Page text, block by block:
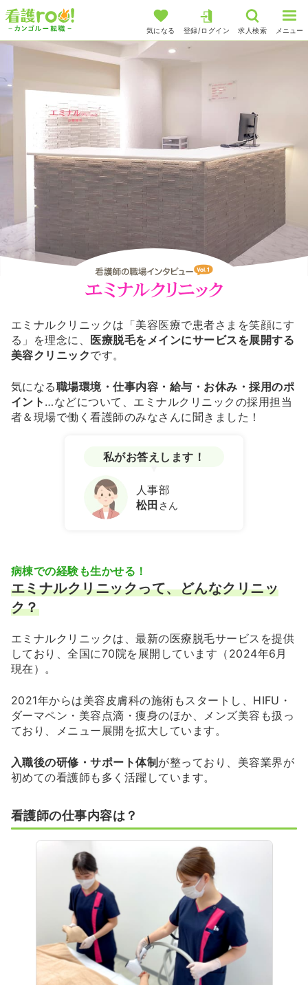
気になる 登録/ログイン 求人検索 メニュー
エミナルクリニックは「美容医療で患者さまを笑顔にす
る」を理念に、 医療脱毛をメインにサービスを展開する
美容クリニックです。
気になる職場環境・仕事内容・給与・お休み・採用のポ
イント …などについて、エミナルクリニックの採用担当
者＆現場で働く看護師のみなさんに聞きました！
私がお答えします！
人事部
松田 さん
病棟での経験も生かせる！
エミナルクリニックって、どんなクリニッ
ク？
エミナルクリニックは、最新の医療脱毛サービスを提供
しており、全国に70院を展開しています（2024年6月
現在）。
2021年からは美容皮膚科の施術もスタートし、HIFU・
ダーマペン・美容点滴・痩身のほか、メンズ美容も扱っ
ており、メニュー展開を拡大しています。
入職後の研修・サポート体制 が整っており、美容業界が
初めての看護師も多く活躍しています。
看護師の仕事内容は？